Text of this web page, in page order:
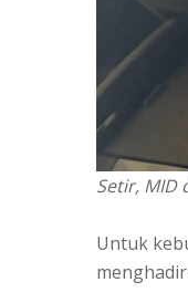
Setir, MID
Untuk